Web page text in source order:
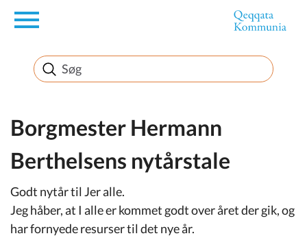
en
Borger
Erhverv
Politik
Turisme
Borgmester Hermann
Berthelsens nytårstale
Godt nytår til Jer alle.
Jeg håber, at I alle er kommet godt over året der gik, og
har fornyede resurser til det nye år.